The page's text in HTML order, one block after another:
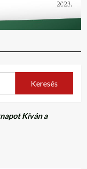
Kíván a